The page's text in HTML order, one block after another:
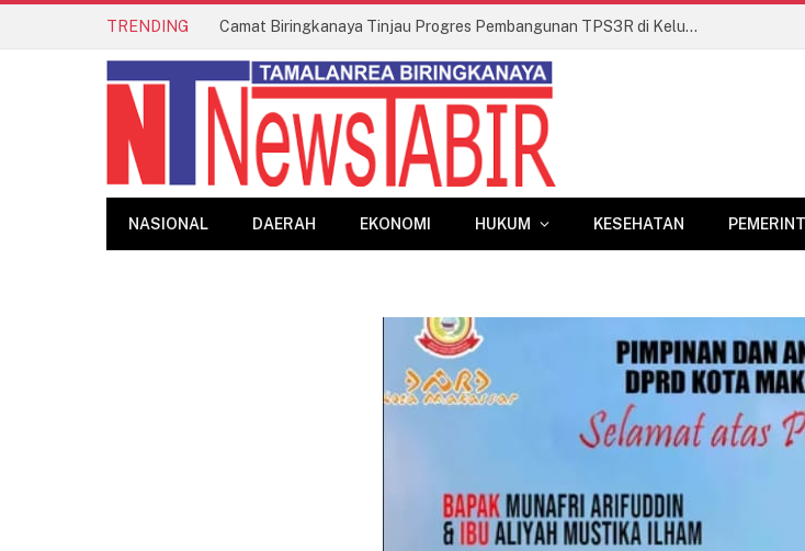
TRENDING Camat Biringkanaya Tinjau Progres Pembangunan TPS3R di Kelurahan Laikang
NASIONAL DAERAH EKONOMI HUKUM KESEHATAN